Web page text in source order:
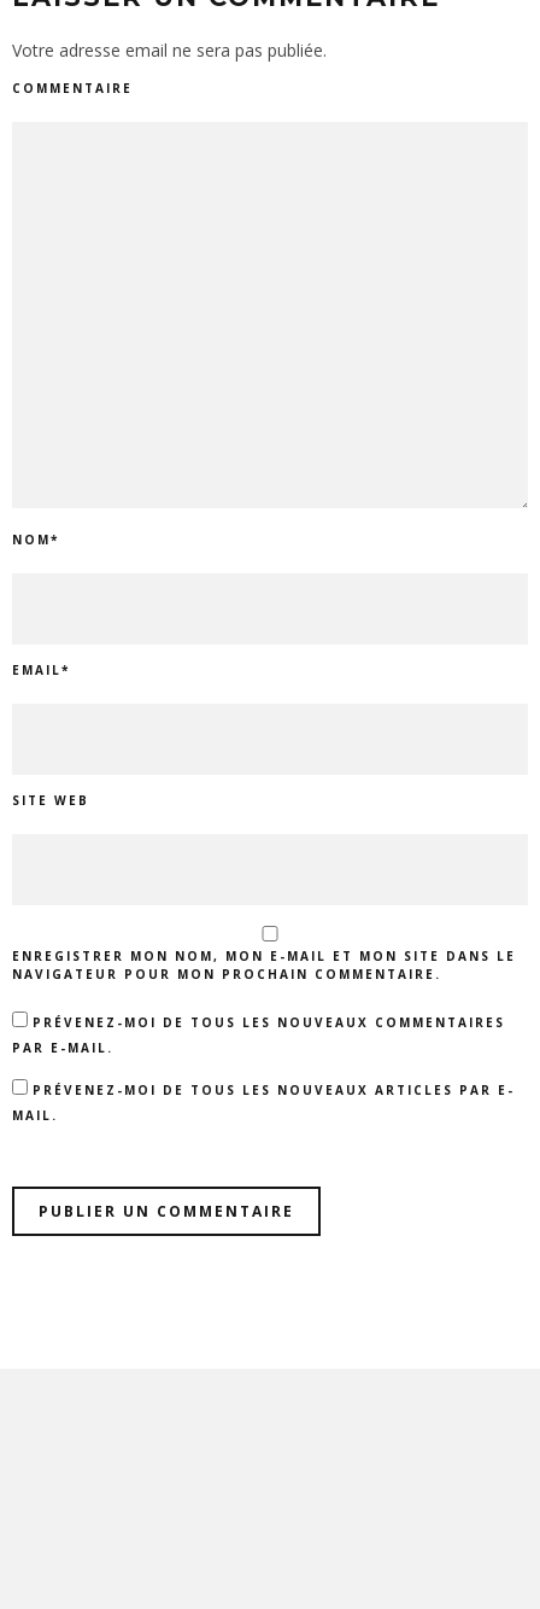
Votre adresse email ne sera pas publiée.
COMMENTAIRE
NOM*
EMAIL*
SITE WEB
ENREGISTRER MON NOM, MON E-MAIL ET MON SITE DANS LE
NAVIGATEUR POUR MON PROCHAIN COMMENTAIRE.
PRÉVENEZ-MOI DE TOUS LES NOUVEAUX COMMENTAIRES
PAR E-MAIL.
PRÉVENEZ-MOI DE TOUS LES NOUVEAUX ARTICLES PAR E-
MAIL.